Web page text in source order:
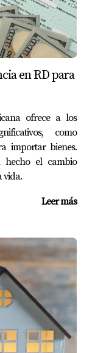
en adaptarse
costos
mantener tu
relacionada
uno nuevo
representar
el
a mantener un
Además,
de explorar
a tu
en RD para
ofrece a los
como
importar bienes.
hecho el cambio
vida.
Leer más